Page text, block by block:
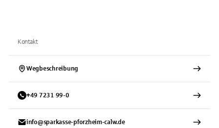
Kontakt
Wegbeschreibung
+49 7231 99-0
info@sparkasse-pforzheim-calw.de